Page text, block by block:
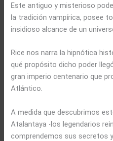
Este antiguo y misterioso
la tradición vampírica, posee
insidioso alcance de un
Rice nos narra la hipnótica
qué propósito dicho poder
gran imperio centenario que
Atlántico.
A medida que descubrimos
Atalantaya -los legendarios
comprendemos sus secretos